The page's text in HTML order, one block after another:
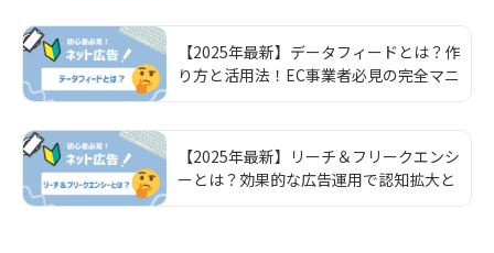
【2025年最新】データフィードとは？作
り方と活用法！EC事業者必見の完全マニ
ュアル
【2025年最新】リーチ＆フリークエンシ
ーとは？効果的な広告運用で認知拡大と
顧客獲得を最大化する方法